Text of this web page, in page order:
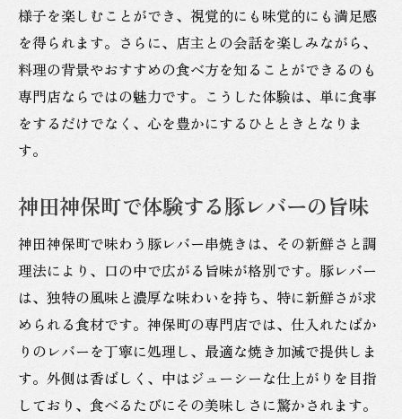
様子を楽しむことができ、視覚的にも味覚的にも満足感
を得られます。さらに、店主との会話を楽しみながら、
料理の背景やおすすめの食べ方を知ることができるのも
専門店ならではの魅力です。こうした体験は、単に食事
をするだけでなく、心を豊かにするひとときとなりま
す。
神田神保町で体験する豚レバーの旨味
神田神保町で味わう豚レバー串焼きは、その新鮮さと調
理法により、口の中で広がる旨味が格別です。豚レバー
は、独特の風味と濃厚な味わいを持ち、特に新鮮さが求
められる食材です。神保町の専門店では、仕入れたばか
りのレバーを丁寧に処理し、最適な焼き加減で提供しま
す。外側は香ばしく、中はジューシーな仕上がりを目指
しており、食べるたびにその美味しさに驚かされます。